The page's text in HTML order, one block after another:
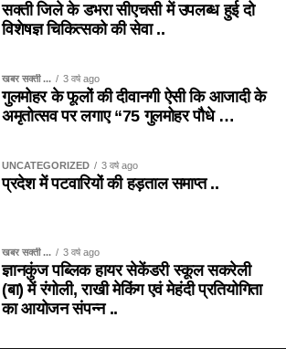
सक्ती जिले के डभरा सीएचसी में उपलब्ध हुई दो
विशेषज्ञ चिकित्सको की सेवा ..
खबर सक्ती ... 3 वर्ष ago
गुलमोहर के फूलों की दीवानगी ऐसी कि आजादी के
अमृतोत्सव पर लगाए “75 गुलमोहर पौधे …
UNCATEGORIZED 3 वर्ष ago
प्रदेश में पटवारियों की हड़ताल समाप्त ..
खबर सक्ती ... 3 वर्ष ago
ज्ञानकुंज पब्लिक हायर सेकेंडरी स्कूल सकरेली
(बा) में रंगोली, राखी मेकिंग एवं मेहंदी प्रतियोगिता
का आयोजन संपन्न ..